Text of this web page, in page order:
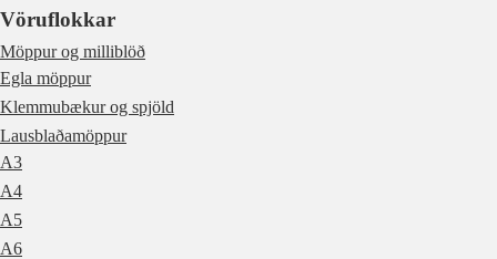
Vöruflokkar
Möppur og milliblöð
Egla möppur
Klemmubækur og spjöld
Lausblaðamöppur
A3
A4
A5
A6